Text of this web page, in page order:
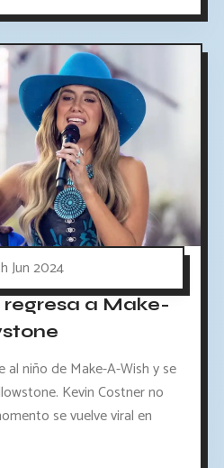
Jun 2024
a Make-
al niño de Make-A-Wish y se
Kevin Costner no
se vuelve viral en